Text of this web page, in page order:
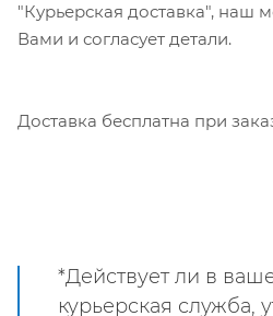
"Курьерская доставка", наш
Вами и согласует детали.
Доставка бесплатна при
*Действует ли в
курьерская служба,